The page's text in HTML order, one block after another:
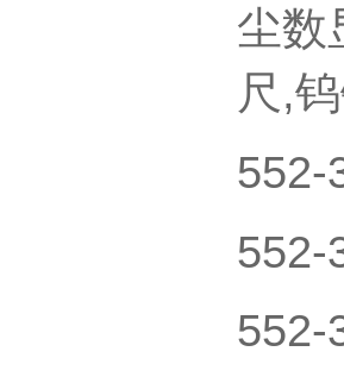
尘数
尺,
552-
552-
552-